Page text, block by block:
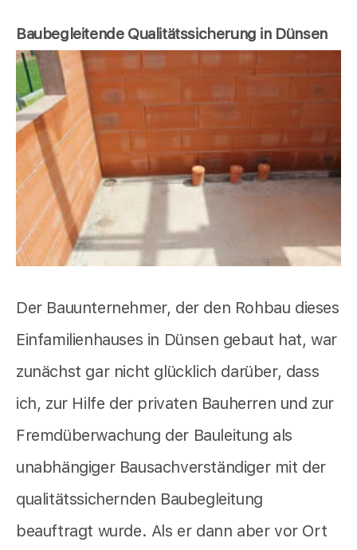
Baubegleitende Qualitätssicherung in Dünsen
Der Bauunternehmer, der den Rohbau dieses
Einfamilienhauses in Dünsen gebaut hat, war
zunächst gar nicht glücklich darüber, dass
ich, zur Hilfe der privaten Bauherren und zur
Fremdüberwachung der Bauleitung als
unabhängiger Bausachverständiger mit der
qualitätssichernden Baubegleitung
beauftragt wurde. Als er dann aber vor Ort